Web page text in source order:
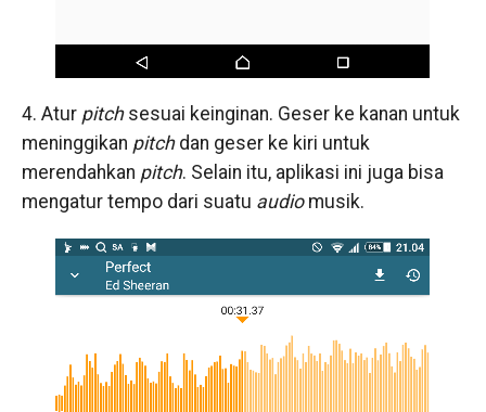
4. Atur pitchsesuai keinginan. Geser ke kanan untuk
meninggikan pitchdan geser ke kiri untuk
merendahkan pitch. Selain itu, aplikasi ini juga bisa
mengatur tempo dari suatu audiomusik.